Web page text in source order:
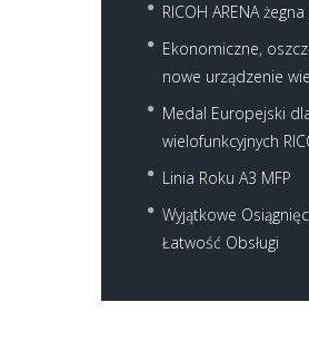
RICOH ARENA
Ekonomiczne,
nowe urządzenie
Medal Europejski
wielofunkcyjnych
Linia Roku A3 MFP
Wyjątkowe
Łatwość Obsługi